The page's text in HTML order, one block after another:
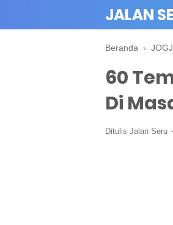
JALAN
Beranda ›
60
Di
Ditulis Jalan Seru